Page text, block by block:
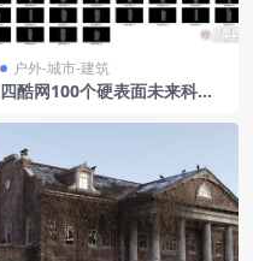
户外-城市-建筑
四酷网100个硬表面未来科幻